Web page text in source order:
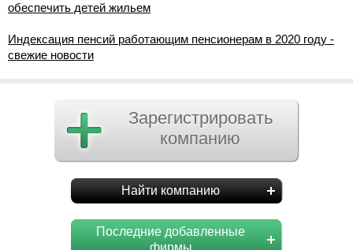
обеспечить детей жильем
Индексация пенсий работающим пенсионерам в 2020 году -
свежие новости
Зарегистрировать
компанию
Найти компанию
Последние добавленные
фирмы